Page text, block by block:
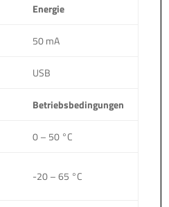
Energie
50 mA
USB
Betriebsbedingungen
0 – 50 °C
-20 – 65 °C